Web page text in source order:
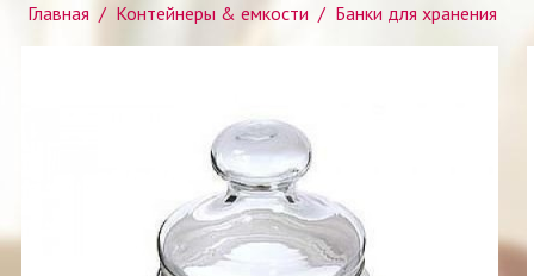
Главная / Контейнеры & емкости / Банки для хранения